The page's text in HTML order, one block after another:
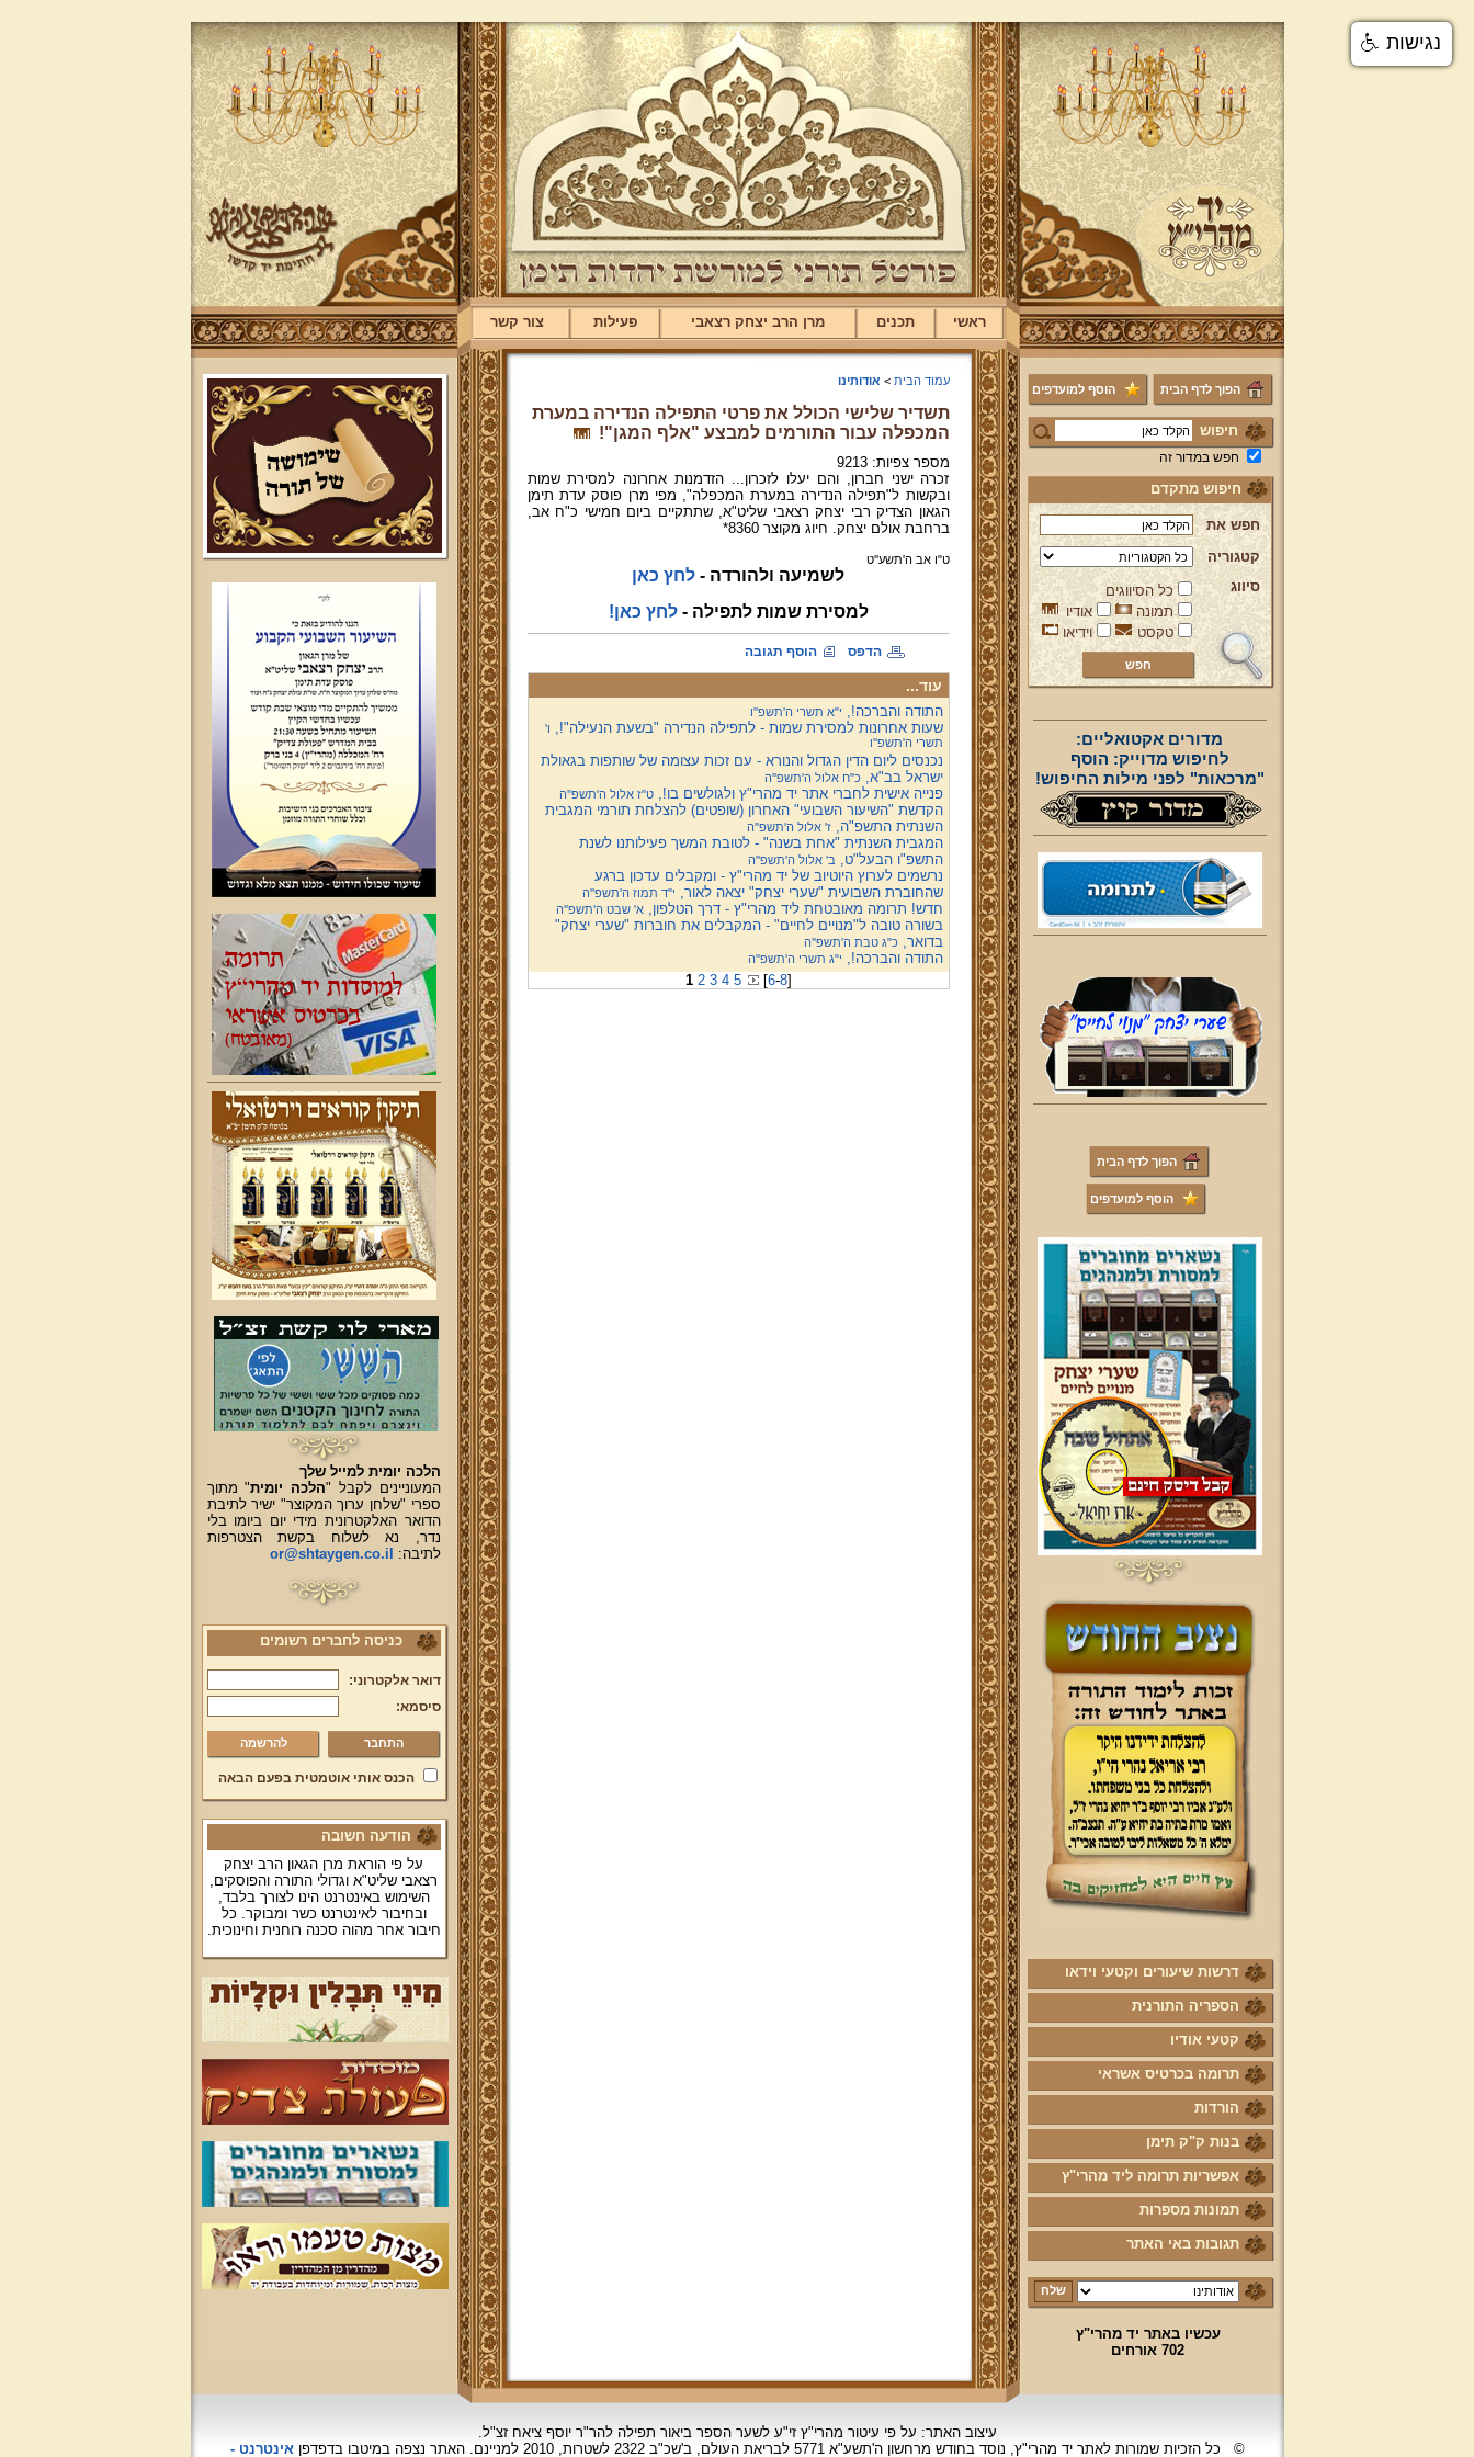
ראשי תכנים מרן הרב יצחק רצאבי פעילות צור קשר
הפוך לדף הבית הוסף למועדפים
חיפוש
חפש במדור זה
חיפוש מתקדם
חפש את
קטגוריה
סיווג
כל הסיווגים
תמונה
אודיו
טקסט
וידיאו
מדורים אקטואליים:
לחיפוש מדוייק: הוסף
"מרכאות" לפני מילות החיפוש!
הפוך לדף הבית
הוסף למועדפים
דרשות שיעורים וקטעי וידאו
הספריה התורנית
קטעי אודיו
תרומה בכרטיס אשראי
הורדות
בנות ק"ק תימן
אפשריות תרומה ליד מהרי"ץ
תמונות מספרות
תגובות באי האתר
עכשיו באתר יד מהרי"ץ
702 אורחים
עמוד הבית > אודותינו
תשדיר שלישי הכולל את פרטי התפילה הנדירה במערת
המכפלה עבור התורמים למבצע "אלף המגן"!
מספר צפיות: 9213
זכרה ישני חברון, והם יעלו לזכרון... הזדמנות אחרונה למסירת שמות
ובקשות ל"תפילה הנדירה במערת המכפלה", מפי מרן פוסק עדת תימן
הגאון הצדיק רבי יצחק רצאבי שליט"א, שתתקיים ביום חמישי כ"ח אב,
ברחבת אולם יצחק. חיוג מקוצר 8360*
ט"ו אב ה'תשע''ט
לשמיעה ולהורדה - לחץ כאן
למסירת שמות לתפילה -לחץ כאן!
הדפס הוסף תגובה
עוד...
התודה והברכה!, י"א תשרי ה'תשפ''ו
שעות אחרונות למסירת שמות - לתפילה הנדירה "בשעת הנעילה"!, ו'
תשרי ה'תשפ''ו
נכנסים ליום הדין הגדול והנורא - עם זכות עצומה של שותפות בגאולת
ישראל בב"א,כ"ח אלול ה'תשפ''ה
פנייה אישית לחברי אתר יד מהרי"ץ ולגולשים בו!,ט"ז אלול ה'תשפ''ה
הקדשת "השיעור השבועי" האחרון (שופטים) להצלחת תורמי המגבית
השנתית התשפ"ה,ז' אלול ה'תשפ''ה
המגבית השנתית "אחת בשנה" - לטובת המשך פעילותנו לשנת
התשפ"ו הבעל"ט,ב' אלול ה'תשפ''ה
נרשמים לערוץ היוטיוב של יד מהרי"ץ - ומקבלים עדכון ברגע
שהחוברת השבועית "שערי יצחק" יצאה לאור, י"ד תמוז ה'תשפ''ה
חדש! תרומה מאובטחת ליד מהרי"ץ - דרך הטלפון,א' שבט ה'תשפ''ה
בשורה טובה ל"מנויים לחיים" - המקבלים את חוברות "שערי יצחק"
בדואר,כ"ג טבת ה'תשפ''ה
התודה והברכה!, י"ג תשרי ה'תשפ''ה
1 2 3 4 5 [6-8]
הלכה יומית למייל שלך
המעוניינים לקבל "הלכה יומית" מתוך
ספרי "שלחן ערוך המקוצר" ישיר לתיבת
הדואר האלקטרונית מידי יום ביומו בלי
נדר, נא לשלוח בקשת הצטרפות
לתיבה:
or@shtaygen.co.il
כניסה לחברים רשומים
דואר אלקטרוני:
סיסמא:
להרשמה
הכנס אותי אוטמטית בפעם הבאה
הודעה חשובה
על פי הוראת מרן הגאון הרב יצחק
רצאבי שליט"א וגדולי התורה והפוסקים,
השימוש באינטרנט הינו לצורך בלבד,
ובחיבור לאינטרנט כשר ומבוקר. כל
חיבור אחר מהוה סכנה רוחנית וחינוכית.
עיצוב האתר: על פי עיטור מהרי"ץ זי"ע לשער הספר ביאור תפילה להר"ר יוסף ציאח זצ"ל.
©
כל הזכיות שמורות לאתר יד מהרי"ץ, נוסד בחודש מרחשוןה'תשע"א 5771 לבריאת העולם, ב'שכ"ב 2322 לשטרות, 2010 למניינם. האתר נצפהבמיטבו בדפדפןאינטרנט -
נגישות